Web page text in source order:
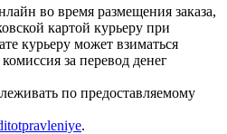
во время размещения заказа,
картой курьеру при
курьеру может взиматься
за перевод денег
по предоставляемому
.